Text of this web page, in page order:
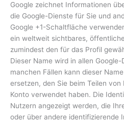
Google zeichnet Informationen
die Google-Dienste für Sie und
Google +1-Schaltfläche
ein weltweit sichtbares,
zumindest den für das Profil
Dieser Name wird in allen
manchen Fällen kann dieser
ersetzen, den Sie beim Teilen
Konto verwendet haben. Die
Nutzern angezeigt werden, die
oder über andere identifizierende